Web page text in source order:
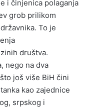
i činjenica polaganja
grob prilikom
To je
društva.
nego na dva
još više BiH čini
kao zajednice
srpskog i